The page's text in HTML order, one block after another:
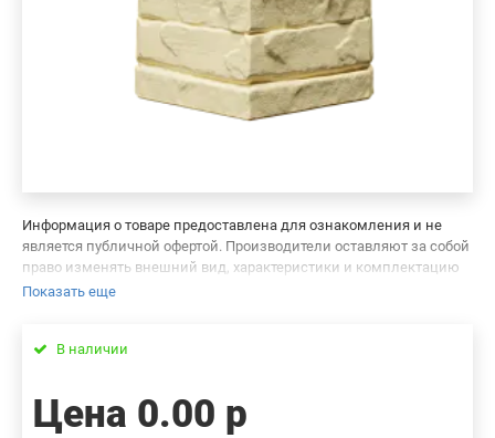
Информация о товаре предоставлена для ознакомления и не
является публичной офертой. Производители оставляют за собой
право изменять внешний вид, характеристики и комплектацию
товара, предварительно не уведомляя продавцов и потребителей.
фотографиях товара. Будем благодарны вам за сообщение об
Показать еще
В наличии
Цена 0.00 р